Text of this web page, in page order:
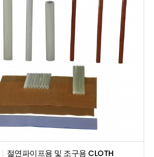
| 절연파이프용 및 조구용 CLOTH